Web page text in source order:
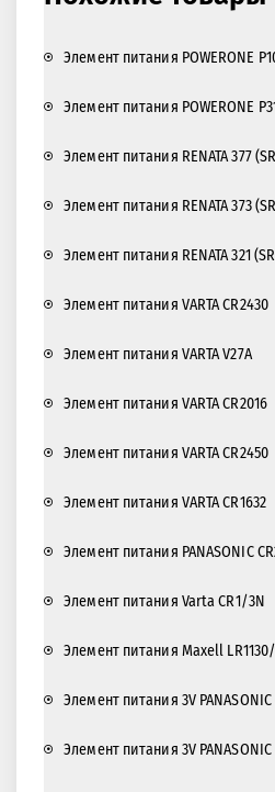
Элемент питания POWERONE
Элемент питания POWERONE
Элемент питания RENATA 377
Элемент питания RENATA 373
Элемент питания RENATA 321
Элемент питания VARTA CR2430
Элемент питания VARTA V27A
Элемент питания VARTA CR2016
Элемент питания VARTA CR2450
Элемент питания VARTA CR1632
Элемент питания PANASONIC
Элемент питания Varta CR1/3N
Элемент питания Maxell
Элемент питания 3V PANASONIC
Элемент питания 3V PANASONIC